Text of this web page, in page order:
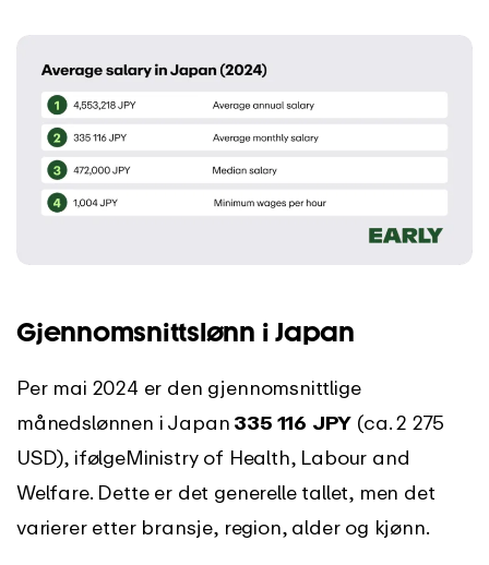
Gjennomsnittslønn i Japan
Per mai 2024 er den gjennomsnittlige
månedslønnen i Japan 335 116 JPY (ca. 2 275
USD), ifølgeMinistry of Health, Labour and
Welfare. Dette er det generelle tallet, men det
varierer etter bransje, region, alder og kjønn.